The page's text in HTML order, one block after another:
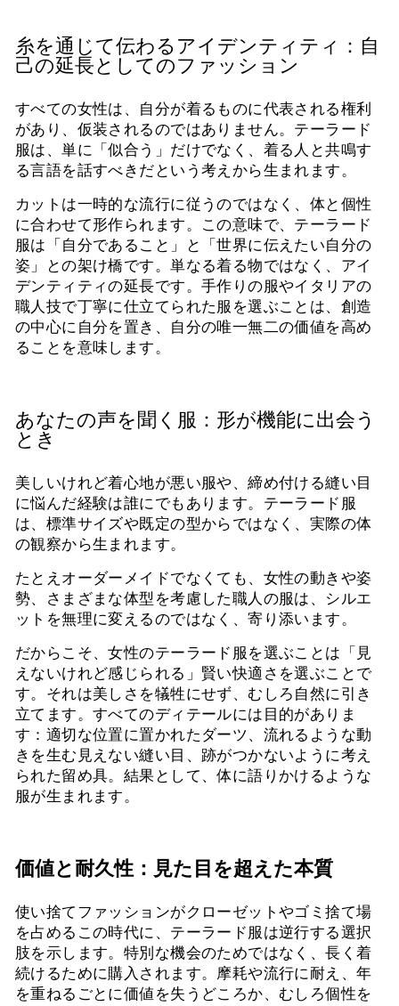
糸を通じて伝わるアイデンティティ：自
己の延長としてのファッション
すべての女性は、自分が着るものに代表される権利
があり、仮装されるのではありません。テーラード
服は、単に「似合う」だけでなく、着る人と共鳴す
る言語を話すべきだという考えから生まれます。
カットは一時的な流行に従うのではなく、体と個性
に合わせて形作られます。この意味で、テーラード
服は「自分であること」と「世界に伝えたい自分の
姿」との架け橋です。単なる着る物ではなく、アイ
デンティティの延長です。手作りの服やイタリアの
職人技で丁寧に仕立てられた服を選ぶことは、創造
の中心に自分を置き、自分の唯一無二の価値を高め
ることを意味します。
あなたの声を聞く服：形が機能に出会う
とき
美しいけれど着心地が悪い服や、締め付ける縫い目
に悩んだ経験は誰にでもあります。テーラード服
は、標準サイズや既定の型からではなく、実際の体
の観察から生まれます。
たとえオーダーメイドでなくても、女性の動きや姿
勢、さまざまな体型を考慮した職人の服は、シルエ
ットを無理に変えるのではなく、寄り添います。
だからこそ、女性のテーラード服を選ぶことは「見
えないけれど感じられる」賢い快適さを選ぶことで
す。それは美しさを犠牲にせず、むしろ自然に引き
立てます。すべてのディテールには目的がありま
す：適切な位置に置かれたダーツ、流れるような動
きを生む見えない縫い目、跡がつかないように考え
られた留め具。結果として、体に語りかけるような
服が生まれます。
価値と耐久性：見た目を超えた本質
使い捨てファッションがクローゼットやゴミ捨て場
を占めるこの時代に、テーラード服は逆行する選択
肢を示します。特別な機会のためではなく、長く着
続けるために購入されます。摩耗や流行に耐え、年
を重ねるごとに価値を失うどころか、むしろ個性を